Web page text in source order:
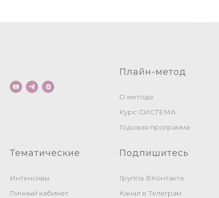
Плайн-метод
О методе
Курс СИСТЕМА
Годовая программа
Тематические
Интенсивы
Личный кабинет
Подпишитесь
Группа ВКонтакте
Канал в Телеграм